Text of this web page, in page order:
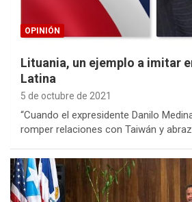
OPINIÓN
Lituania, un ejemplo a imitar
Latina
5 de octubre de 2021
“Cuando el expresidente Danilo
romper relaciones con Taiwán y